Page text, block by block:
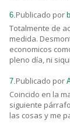
6.Publicado por
Totalmente de
medida.
economicos
pleno día, ni
7.Publicado por
Coincido en la
siguiente
las cosas y me